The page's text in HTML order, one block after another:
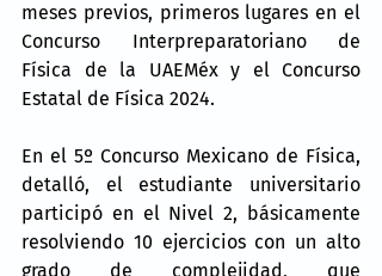
meses previos, primeros lugares en el
Concurso Interpreparatoriano de
Física de la UAEMéx y el Concurso
Estatal de Física 2024.
En el 5º Concurso Mexicano de Física,
detalló, el estudiante universitario
participó en el Nivel 2, básicamente
resolviendo 10 ejercicios con un alto
grado de complejidad, que